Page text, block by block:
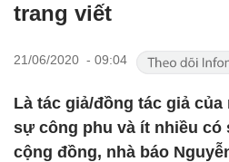
trang viết
21/06/2020 - 09:04
Là tác giả/đồng tác giả
sự công phu và ít nhiều có
cộng đồng, nhà báo